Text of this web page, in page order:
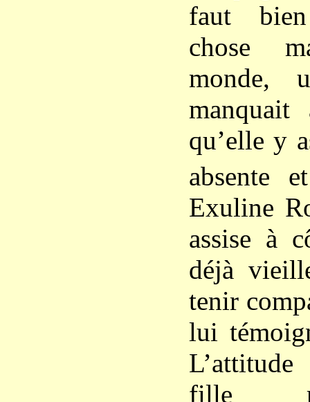
faut
chose
monde,
qu’elle y
absente
Exuline
assise à
déjà
tenir
lui
fille